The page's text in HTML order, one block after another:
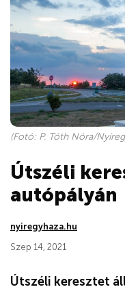
(Fotó: P. Tóth Nóra/
Útszéli
autópályán
nyiregyhaza.hu
Szep 14, 2021
Útszéli keresztet